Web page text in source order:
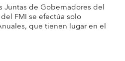
Juntas de Gobernadores del
FMI se efectúa solo
que tienen lugar en el